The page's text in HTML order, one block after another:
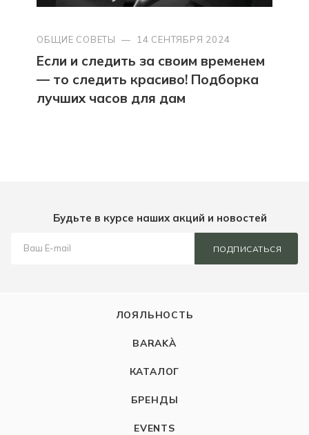
ОБЩИЕ СОВЕТЫ — 14 СЕНТЯБРЯ 2024
Если и следить за своим временем
— то следить красиво! Подборка
лучших часов для дам
Будьте в курсе наших акций и новостей
ПОДПИСАТЬСЯ
ЛОЯЛЬНОСТЬ
BARAKÀ
КАТАЛОГ
БРЕНДЫ
EVENTS